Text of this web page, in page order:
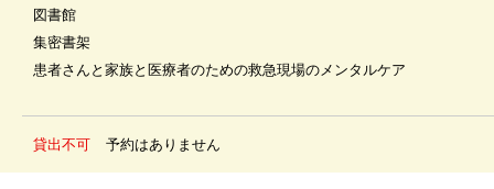
図書館
集密書架
患者さんと家族と医療者のための救急現場のメンタルケア
貸出不可 予約はありません